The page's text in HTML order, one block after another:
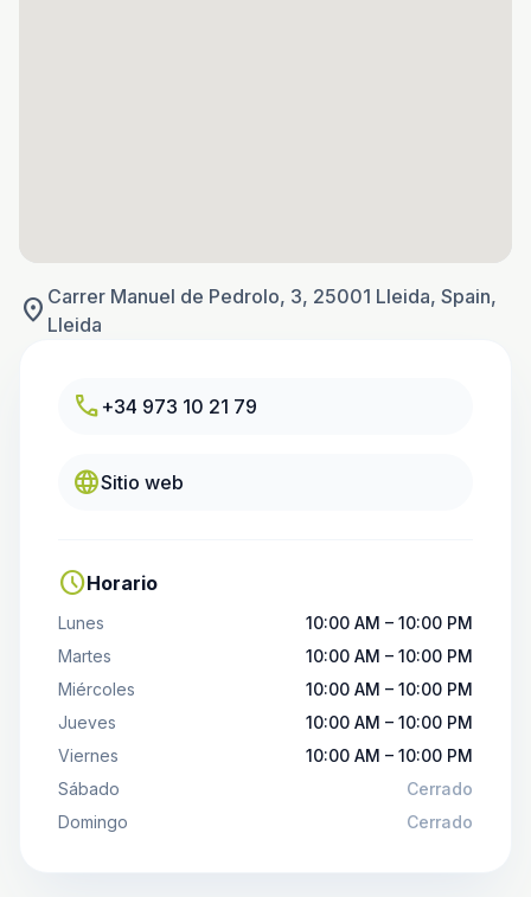
location_on Carrer Manuel de Pedrolo, 3, 25001 Lleida, Spain,
Lleida
call +34 973 10 21 79
languageSitio web
scheduleHorario
Lunes
10:00 AM – 10:00 PM
Martes
10:00 AM – 10:00 PM
Miércoles
10:00 AM – 10:00 PM
Jueves
10:00 AM – 10:00 PM
Viernes
10:00 AM – 10:00 PM
Sábado
Cerrado
Domingo
Cerrado